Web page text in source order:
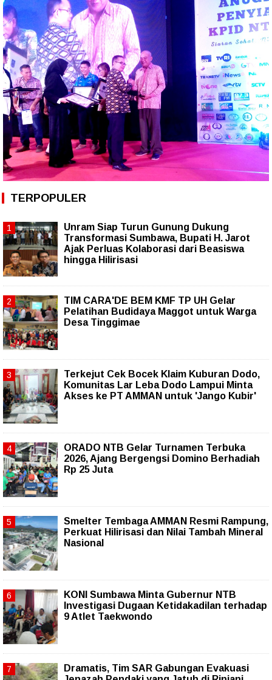
TERPOPULER
Unram Siap Turun Gunung Dukung
Transformasi Sumbawa, Bupati H. Jarot
Ajak Perluas Kolaborasi dari Beasiswa
hingga Hilirisasi
TIM CARA'DE BEM KMF TP UH Gelar
Pelatihan Budidaya Maggot untuk Warga
Desa Tinggimae
Terkejut Cek Bocek Klaim Kuburan Dodo,
Komunitas Lar Leba Dodo Lampui Minta
Akses ke PT AMMAN untuk 'Jango Kubir'
ORADO NTB Gelar Turnamen Terbuka
2026, Ajang Bergengsi Domino Berhadiah
Rp 25 Juta
Smelter Tembaga AMMAN Resmi Rampung,
Perkuat Hilirisasi dan Nilai Tambah Mineral
Nasional
KONI Sumbawa Minta Gubernur NTB
Investigasi Dugaan Ketidakadilan terhadap
9 Atlet Taekwondo
Dramatis, Tim SAR Gabungan Evakuasi